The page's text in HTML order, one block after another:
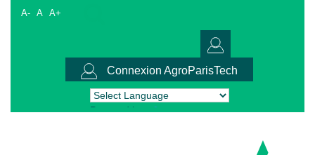
A- A A+
Connexion AgroParisTech
Powered by Translate